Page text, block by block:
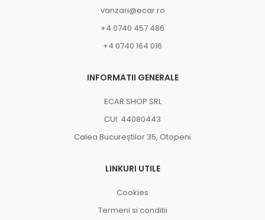
vanzari@ecar.ro
+4 0740 457 486
+4 0740 164 016
INFORMATII GENERALE
ECAR SHOP SRL
CUI: 44080443
Calea Bucureștilor 35, Otopeni
LINKURI UTILE
Cookies
Termeni si conditii